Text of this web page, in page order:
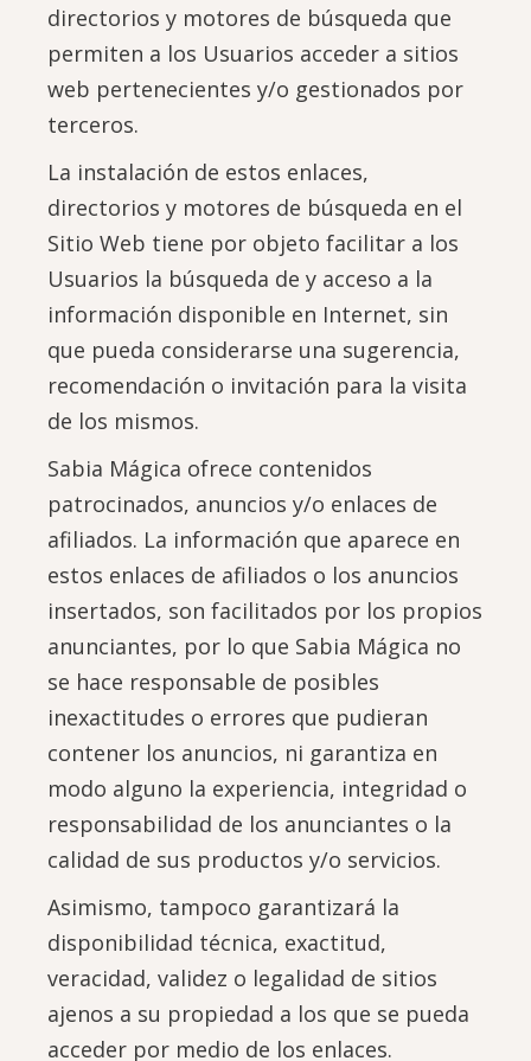
directorios y motores de búsqueda que
permiten a los Usuarios acceder a sitios
web pertenecientes y/o gestionados por
terceros.
La instalación de estos enlaces,
directorios y motores de búsqueda en el
Sitio Web tiene por objeto facilitar a los
Usuarios la búsqueda de y acceso a la
información disponible en Internet, sin
que pueda considerarse una sugerencia,
recomendación o invitación para la visita
de los mismos.
Sabia Mágica ofrece contenidos
patrocinados, anuncios y/o enlaces de
afiliados. La información que aparece en
estos enlaces de afiliados o los anuncios
insertados, son facilitados por los propios
anunciantes, por lo que Sabia Mágica no
se hace responsable de posibles
inexactitudes o errores que pudieran
contener los anuncios, ni garantiza en
modo alguno la experiencia, integridad o
responsabilidad de los anunciantes o la
calidad de sus productos y/o servicios.
Asimismo, tampoco garantizará la
disponibilidad técnica, exactitud,
veracidad, validez o legalidad de sitios
ajenos a su propiedad a los que se pueda
acceder por medio de los enlaces.